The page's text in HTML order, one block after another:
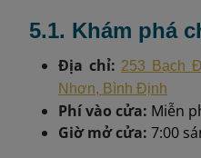
5.1. Khám phá
Địa chỉ: 253 Bạch
Nhơn, Bình Định
Phí vào cửa: Miễn
Giờ mở cửa: 7:00